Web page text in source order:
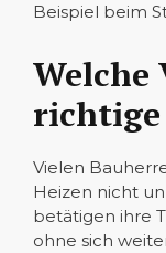
Beispiel beim
Welche
richtige
Vielen
Heizen nicht
betätigen ihre
ohne sich